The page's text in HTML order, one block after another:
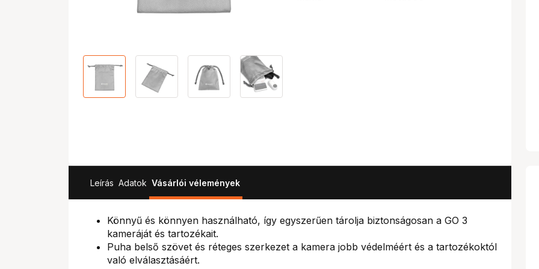
Leírás Adatok Vásárlói vélemények
Könnyű és könnyen használható, így egyszerűen tárolja biztonságosan a GO 3
kameráját és tartozékait.
Puha belső szövet és réteges szerkezet a kamera jobb védelméért és a tartozékoktól
való elválasztásáért.